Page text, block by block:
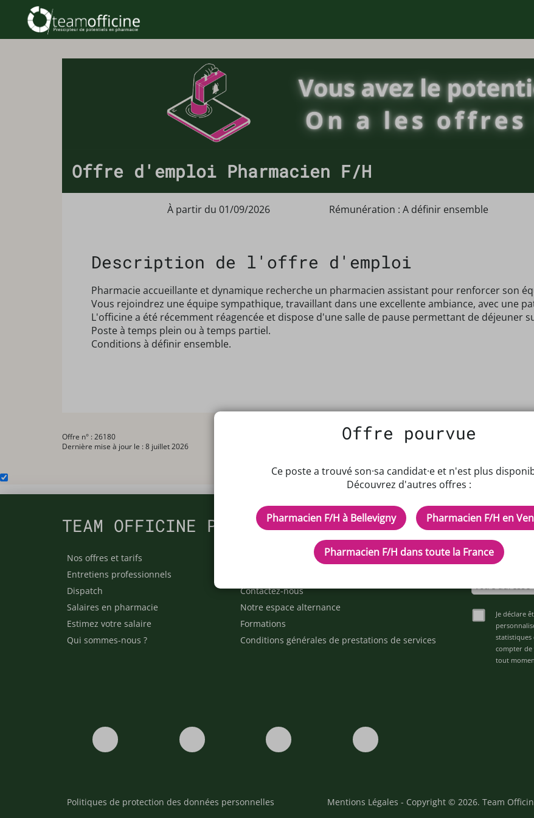
Offre d'emploi Pharmacien F/H
À partir du 01/09/2026 Rémunération : A définir ensemble
Description de l'offre d'emploi
Pharmacie accueillante et dynamique recherche un pharmacien assistant pour renforcer son
Vous rejoindrez une équipe sympathique, travaillant dans une excellente ambiance, avec une
L'officine a été récemment réagencée et dispose d'une salle de pause permettant de déjeuner
Poste à temps plein ou à temps partiel.
Conditions à définir ensemble.
Offre n° : 26180
Dernière mise à jour le : 8 juillet 2026
Offre pourvue
Ce poste a trouvé son·sa candidat·e et n'est plus
Découvrez d'autres offres :
Pharmacien F/H à Bellevigny Pharmacien F/H en
Pharmacien F/H dans toute la France
TEAM OFFICINE PRESCRIPTEUR DE POTENTIELS EN
Nos offres et tarifs
Entretiens professionnels
Dispatch
Salaires en pharmacie
Estimez votre salaire
Qui sommes-nous ?
Contactez-nous
Notre espace alternance
Formations
Conditions générales de prestations de services
Inscrivez-vous
Je déclare
statistiques
compter
tout
Politiques de protection des données personnelles Mentions Légales - Copyright © 2026. Team